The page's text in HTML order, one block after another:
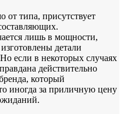
типа, присутствует
лишь в мощности,
детали
если в некоторых случаях
действительно
который
иногда за приличную цену